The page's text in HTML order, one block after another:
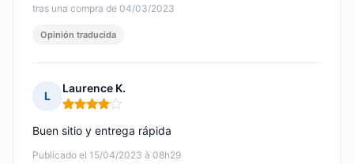
tras una compra de 04/03/2023
Opinión traducida
L
Laurence K.
Nota: 4 de 5
Publicado el 15/04/2023 à 08h29
Buen sitio y entrega rápida